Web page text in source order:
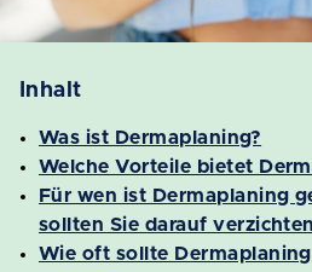
Inhalt
Was ist Dermaplaning?
Welche Vorteile bietet
Für wen ist Dermaplaning
sollten Sie darauf
Wie oft sollte